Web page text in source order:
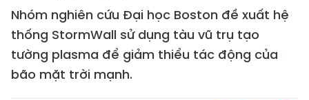
Nhóm nghiên cứu Đại học Boston đề xuất hệ
thống StormWall sử dụng tàu vũ trụ tạo
tường plasma để giảm thiểu tác động của
bão mặt trời mạnh.